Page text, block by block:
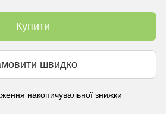
Купити
швидко
накопичувальної знижки